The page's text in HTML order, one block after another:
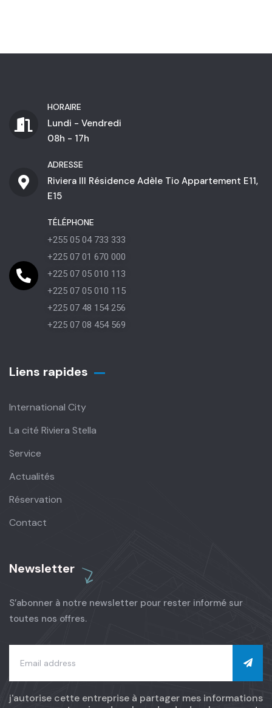
HORAIRE
Lundi - Vendredi
08h - 17h
ADRESSE
Riviera III Résidence Adèle Tio Appartement E11,
E15
TÉLÉPHONE
+255 05 04 733 333
+225 07 01 670 000
+225 07 05 010 113
+225 07 05 010 115
+225 07 48 154 256
+225 07 08 454 569
Liens rapides
International City
La cité Riviera Stella
Service
Actualités
Réservation
Contact
Newsletter
S’abonner à notre newsletter pour rester informé sur
toutes nos offres.
j'autorise cette entreprise à partager mes informations